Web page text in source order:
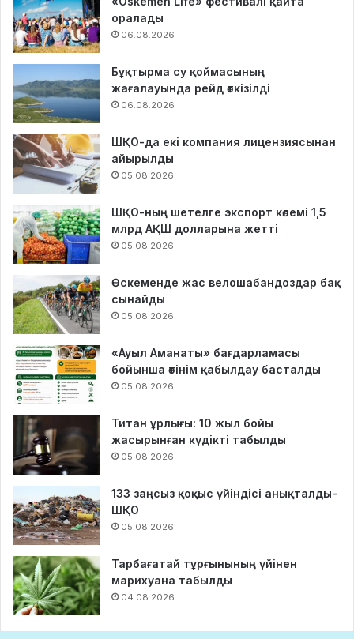
оралады
06.08.2026
Бұқтырма су қоймасының
жағалауында рейд өткізілді
06.08.2026
ШҚО-да екі компания лицензиясынан
айырылды
05.08.2026
ШҚО-ның шетелге экспорт көлемі 1,5
млрд АҚШ долларына жетті
05.08.2026
Өскеменде жас велошабандоздар бақ
сынайды
05.08.2026
«Ауыл Аманаты» бағдарламасы
бойынша өтінім қабылдау басталды
05.08.2026
Титан ұрлығы: 10 жыл бойы
жасырынған күдікті табылды
05.08.2026
133 заңсыз қоқыс үйіндісі анықталды-
ШҚО
05.08.2026
Тарбағатай тұрғынының үйінен
марихуана табылды
04.08.2026